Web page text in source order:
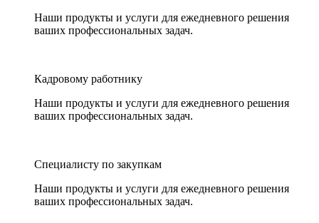
Наши продукты и услуги для ежедневного решения
ваших профессиональных задач.
Кадровому работнику
Наши продукты и услуги для ежедневного решения
ваших профессиональных задач.
Специалисту по закупкам
Наши продукты и услуги для ежедневного решения
ваших профессиональных задач.